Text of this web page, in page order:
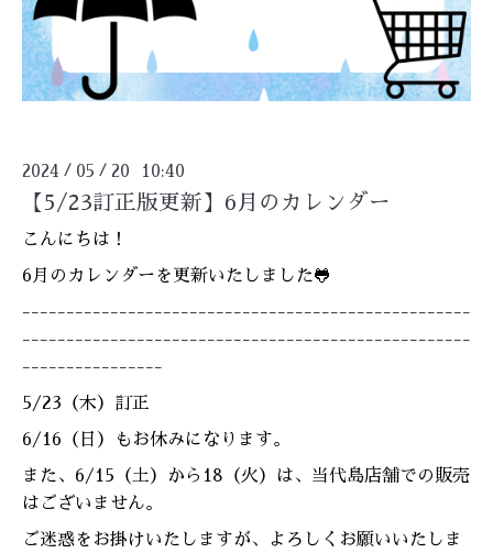
2024 / 05 / 20 10:40
【5/23訂正版更新】6月のカレンダー
こんにちは！
6月のカレンダーを更新いたしました🐸
---------------------------------------------------
---------------------------------------------------
----------------
5/23（木）訂正
6/16（日）もお休みになります。
また、6/15（土）から18（火）は、当代島店舗での販売
はございません。
ご迷惑をお掛けいたしますが、よろしくお願いいたしま